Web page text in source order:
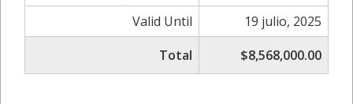
Valid Until
19 julio, 2025
Total
$8,568,000.00